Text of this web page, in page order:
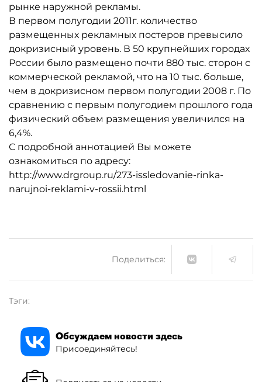
рынке наружной рекламы.
В первом полугодии 2011г. количество
размещенных рекламных постеров превысило
докризисный уровень. В 50 крупнейших городах
России было размещено почти 880 тыс. сторон с
коммерческой рекламой, что на 10 тыс. больше,
чем в докризисном первом полугодии 2008 г. По
сравнению с первым полугодием прошлого года
физический объем размещения увеличился на
6,4%.
С подробной аннотацией Вы можете
ознакомиться по адресу:
http://www.drgroup.ru/273-issledovanie-rinka-
narujnoi-reklami-v-rossii.html
Поделиться:
Тэги:
Обсуждаем новости здесь
Присоединяйтесь!